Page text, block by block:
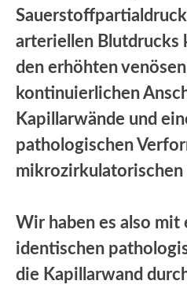
arteriellen Blutdrucks
den erhöhten
kontinuierlichen
Kapillarwände und
pathologischen
mikrozirkulatorischen
Wir haben es also mit
identischen
die Kapillarwand